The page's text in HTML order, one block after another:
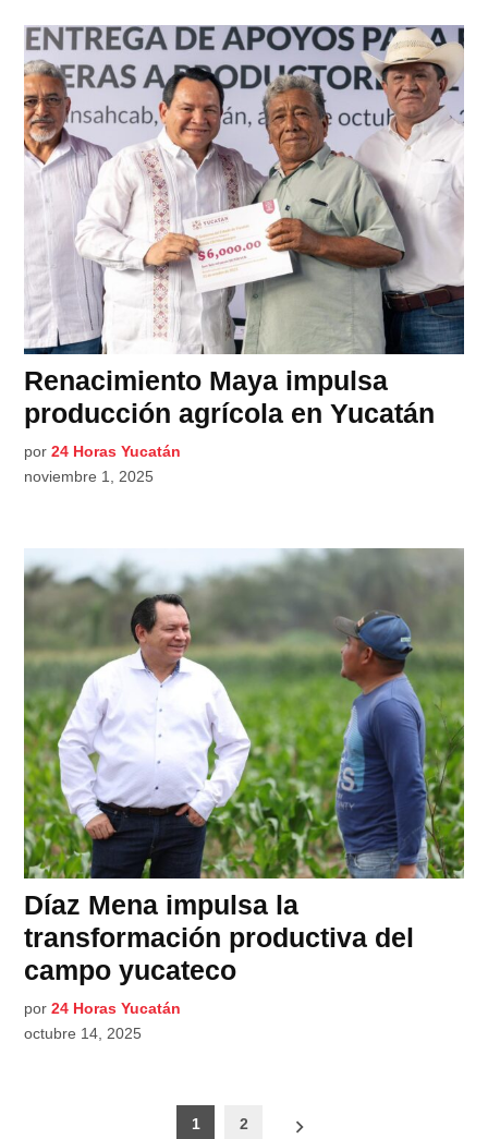
Renacimiento Maya impulsa
producción agrícola en Yucatán
por 24 Horas Yucatán
noviembre 1, 2025
Díaz Mena impulsa la
transformación productiva del
campo yucateco
por 24 Horas Yucatán
octubre 14, 2025
1 2